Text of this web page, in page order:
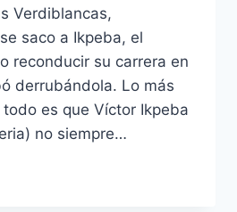
Verdiblancas,
saco a Ikpeba, el
reconducir su carrera en
derrubándola. Lo más
es que Víctor Ikpeba
no siempre…